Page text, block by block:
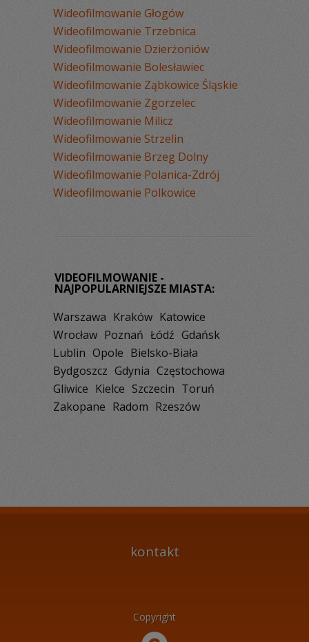
Wideofilmowanie Głogów
Wideofilmowanie Trzebnica
Wideofilmowanie Dzierżoniów
Wideofilmowanie Bolesławiec
Wideofilmowanie Ząbkowice Śląskie
Wideofilmowanie Zgorzelec
Wideofilmowanie Milicz
Wideofilmowanie Strzelin
Wideofilmowanie Brzeg Dolny
Wideofilmowanie Polanica-Zdrój
Wideofilmowanie Polkowice
VIDEOFILMOWANIE -
NAJPOPULARNIEJSZE MIASTA:
Warszawa Kraków Katowice
Wrocław Poznań Łódź Gdańsk
Lublin Opole Bielsko-Biała
Bydgoszcz Gdynia Częstochowa
Gliwice Kielce Szczecin Toruń
Zakopane Radom Rzeszów
kontakt
Copyright